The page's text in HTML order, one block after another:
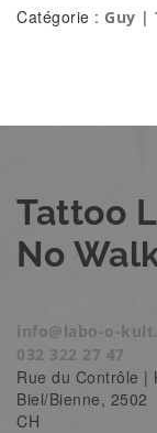
O-
Originale
Catégorie : Guy |
Tattoo
No
info@labo-o-
032 322 27 47
Rue du Contrôle |
Biel/Bienne, 2502
CH